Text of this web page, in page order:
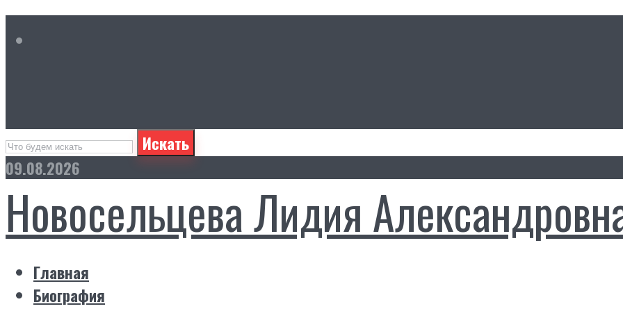
Искать
09.08.2026
Новосельцева Лидия
Главная
Биография